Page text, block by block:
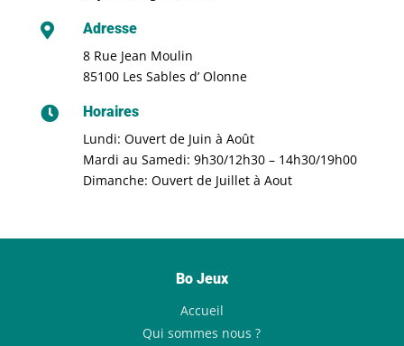

Adresse
8 Rue Jean Moulin
85100 Les Sables d’ Olonne

Horaires
Lundi: Ouvert de Juin à Août
Mardi au Samedi: 9h30/12h30 – 14h30/19h00
Dimanche: Ouvert de Juillet à Aout
Bo Jeux
Accueil
Qui sommes nous ?